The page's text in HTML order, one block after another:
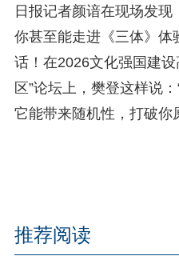
日报记者颜谙在现场发现
你甚至能走进《三体》体
话！在2026文化强国建
区”论坛上，樊登这样说
它能带来随机性，打破你
推荐阅读